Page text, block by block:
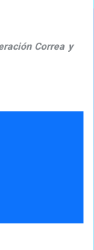
Correa y